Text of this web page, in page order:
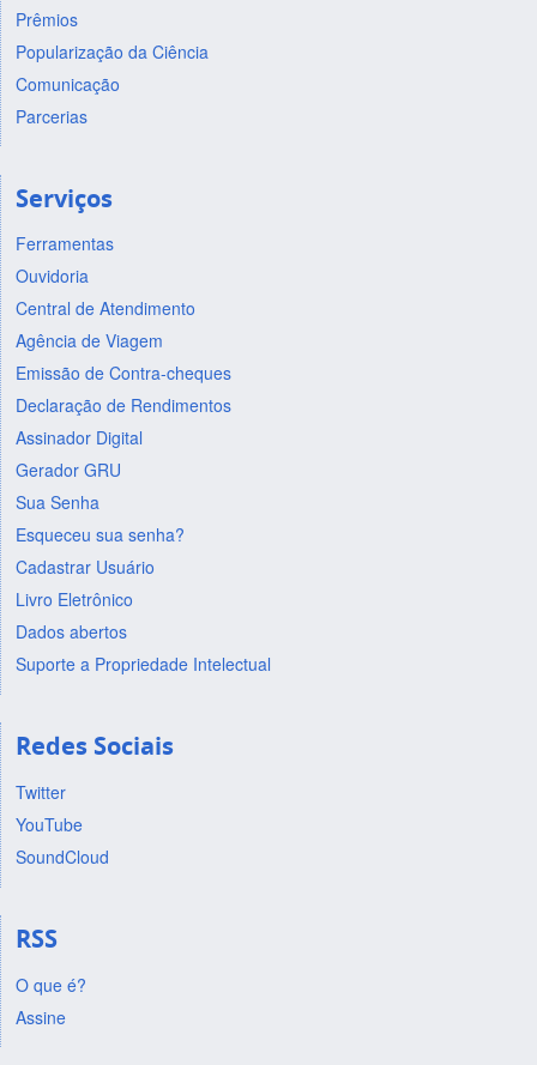
Prêmios
Popularização da Ciência
Comunicação
Parcerias
Serviços
Ferramentas
Ouvidoria
Central de Atendimento
Agência de Viagem
Emissão de Contra-cheques
Declaração de Rendimentos
Assinador Digital
Gerador GRU
Sua Senha
Esqueceu sua senha?
Cadastrar Usuário
Livro Eletrônico
Dados abertos
Suporte a Propriedade Intelectual
Redes Sociais
Twitter
YouTube
SoundCloud
RSS
O que é?
Assine